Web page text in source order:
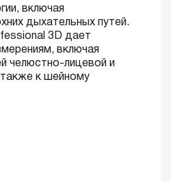
включая
дыхательных путей.
3D дает
включая
челюстно-лицевой и
также к шейному